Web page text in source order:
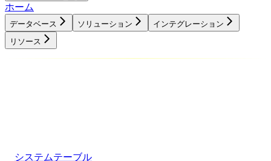
ホーム
データベース ソリューション
インテグレーション
リソース
システムテーブル